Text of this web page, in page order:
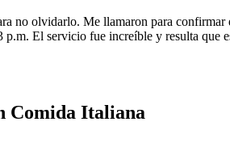
no olvidarlo. Me llamaron para
El servicio fue increíble y resulta que
Comida Italiana